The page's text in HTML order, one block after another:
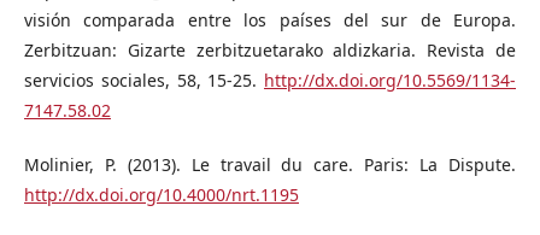
visión comparada entre los países del sur de Europa.
Zerbitzuan: Gizarte zerbitzuetarako aldizkaria. Revista de
servicios sociales, 58, 15-25. http://dx.doi.org/10.5569/1134-
7147.58.02
Molinier, P. (2013). Le travail du care. Paris: La Dispute.
http://dx.doi.org/10.4000/nrt.1195